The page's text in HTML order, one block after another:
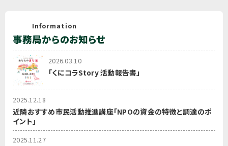
Information
事務局からのお知らせ
2026.03.10
「くにコラStory 活動報告書」
2025.12.18
近隣おすすめ市民活動推進講座「NPOの資金の特徴と調達のポ
イント」
2025.11.27